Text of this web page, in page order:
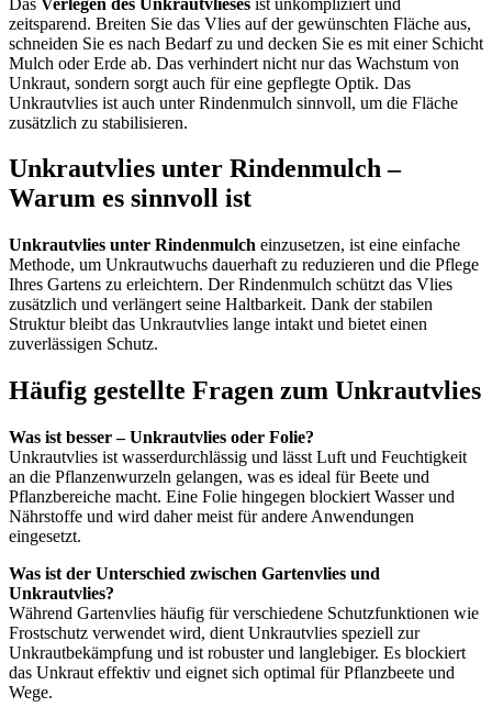
zeitsparend. Breiten Sie das Vlies auf der gewünschten Fläche aus,
schneiden Sie es nach Bedarf zu und decken Sie es mit einer Schicht
Mulch oder Erde ab. Das verhindert nicht nur das Wachstum von
Unkraut, sondern sorgt auch für eine gepflegte Optik. Das
Unkrautvlies ist auch unter Rindenmulch sinnvoll, um die Fläche
zusätzlich zu stabilisieren.
Unkrautvlies unter Rindenmulch –
Warum es sinnvoll ist
Unkrautvlies unter Rindenmulch einzusetzen, ist eine einfache
Methode, um Unkrautwuchs dauerhaft zu reduzieren und die Pflege
Ihres Gartens zu erleichtern. Der Rindenmulch schützt das Vlies
zusätzlich und verlängert seine Haltbarkeit. Dank der stabilen
Struktur bleibt das Unkrautvlies lange intakt und bietet einen
zuverlässigen Schutz.
Häufig gestellte Fragen zum Unkrautvlies
Was ist besser – Unkrautvlies oder Folie?
Unkrautvlies ist wasserdurchlässig und lässt Luft und Feuchtigkeit
an die Pflanzenwurzeln gelangen, was es ideal für Beete und
Pflanzbereiche macht. Eine Folie hingegen blockiert Wasser und
Nährstoffe und wird daher meist für andere Anwendungen
eingesetzt.
Was ist der Unterschied zwischen Gartenvlies und
Unkrautvlies?
Während Gartenvlies häufig für verschiedene Schutzfunktionen wie
Frostschutz verwendet wird, dient Unkrautvlies speziell zur
Unkrautbekämpfung und ist robuster und langlebiger. Es blockiert
das Unkraut effektiv und eignet sich optimal für Pflanzbeete und
Wege.